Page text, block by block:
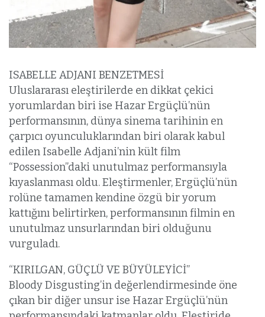
ISABELLE ADJANI BENZETMESİ
Uluslararası eleştirilerde en dikkat çekici
yorumlardan biri ise Hazar Ergüçlü’nün
performansının, dünya sinema tarihinin en
çarpıcı oyunculuklarından biri olarak kabul
edilen Isabelle Adjani’nin kült film
“Possession”daki unutulmaz performansıyla
kıyaslanması oldu. Eleştirmenler, Ergüçlü’nün
rolüne tamamen kendine özgü bir yorum
kattığını belirtirken, performansının filmin en
unutulmaz unsurlarından biri olduğunu
vurguladı.
“KIRILGAN, GÜÇLÜ VE BÜYÜLEYİCİ”
Bloody Disgusting’in değerlendirmesinde öne
çıkan bir diğer unsur ise Hazar Ergüçlü’nün